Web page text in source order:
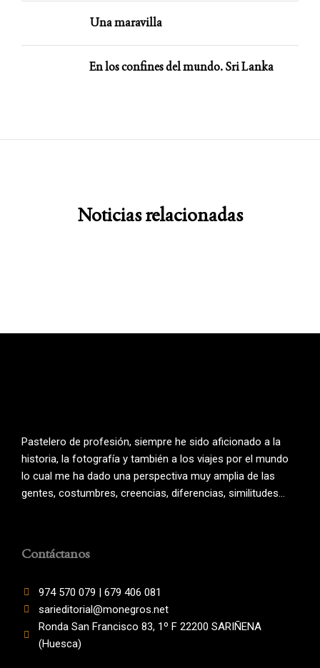
Una maravilla
En los confines del mundo. Sri Lanka
Noticias relacionadas
Pastelero de profesión, siempre he sido aficionado a la
historia, la fotografía y también a los viajes por el mundo
lo cual me ha dado una perspectiva muy amplia de las
gentes, costumbres, creencias, diferencias, similitudes…
Contáctanos
974 570 079 | 679 406 081
sarieditorial@monegros.net
Ronda San Francisco 83, 1º F 22200 SARIÑENA
(Huesca)